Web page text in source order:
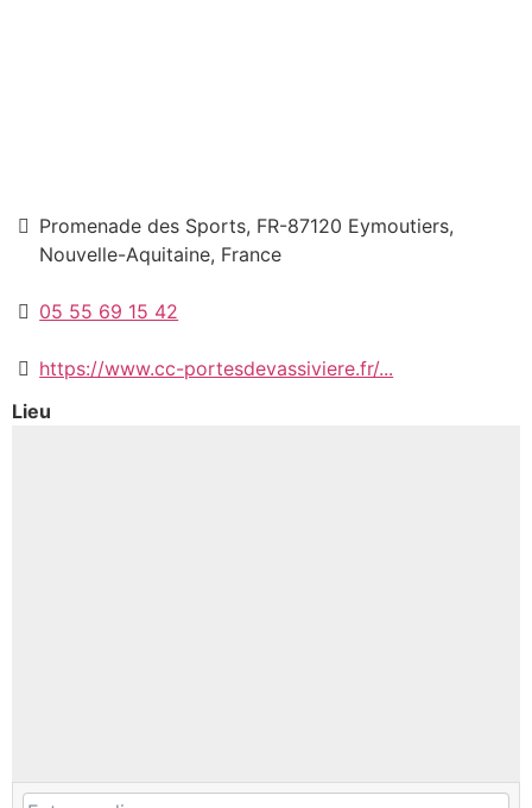
Promenade des Sports, FR-87120 Eymoutiers,
Nouvelle-Aquitaine, France
05 55 69 15 42
https://www.cc-portesdevassiviere.fr/...
Lieu